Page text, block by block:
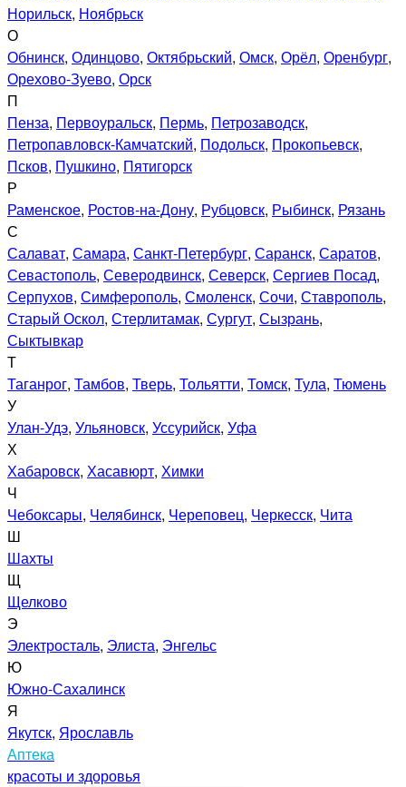
Норильск, Ноябрьск
О
Обнинск, Одинцово, Октябрьский, Омск, Орёл, Оренбург,
Орехово-Зуево, Орск
П
Пенза, Первоуральск, Пермь, Петрозаводск,
Петропавловск-Камчатский, Подольск, Прокопьевск,
Псков, Пушкино, Пятигорск
Р
Раменское, Ростов-на-Дону, Рубцовск, Рыбинск, Рязань
С
Салават, Самара, Санкт-Петербург, Саранск, Саратов,
Севастополь, Северодвинск, Северск, Сергиев Посад,
Серпухов, Симферополь, Смоленск, Сочи, Ставрополь,
Старый Оскол, Стерлитамак, Сургут, Сызрань,
Сыктывкар
Т
Таганрог, Тамбов, Тверь, Тольятти, Томск, Тула, Тюмень
У
Улан-Удэ, Ульяновск, Уссурийск, Уфа
Х
Хабаровск, Хасавюрт, Химки
Ч
Чебоксары, Челябинск, Череповец, Черкесск, Чита
Ш
Шахты
Щ
Щелково
Э
Электросталь, Элиста, Энгельс
Ю
Южно-Сахалинск
Я
Якутск, Ярославль
Аптека
красоты и здоровья